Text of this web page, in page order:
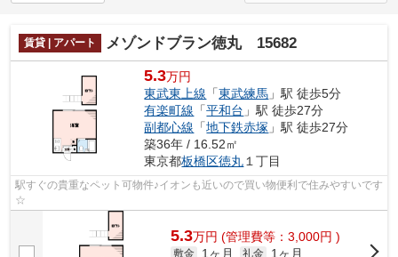
賃貸 | アパート メゾンドブラン徳丸 15682
5.3万円
東武東上線 「東武練馬 」駅 徒歩5分
有楽町線 「平和台 」駅 徒歩27分
副都心線 「地下鉄赤塚 」駅 徒歩27分
築36年 / 16.52㎡
東京都板橋区徳丸 １丁目
駅すぐの貴重なペット可物件♪イオンも近いので買い物便利で住みやすいです
☆
5.3万円 (管理費等：3,000円 )
敷金 1ヶ月 礼金
1ヶ月